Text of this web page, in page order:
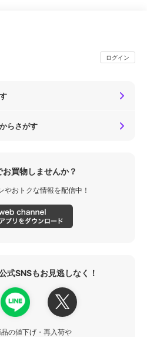
ログイン
らさがす
買物しませんか？
やおトクな情報を配信中！
式SNSもお見逃しなく！
の値下げ・再入荷や